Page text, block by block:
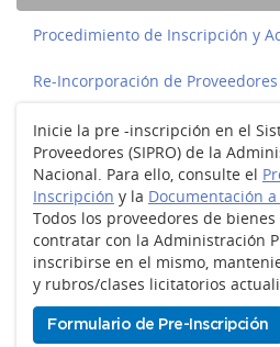
Procedimiento de Inscripción y
Re-Incorporación de Proveedores
Inicie la pre -inscripción en el
Proveedores (SIPRO) de la
Nacional. Para ello, consulte el
Inscripción y la Documentación
Todos los proveedores de
contratar con la Administración
inscribirse en el mismo,
y rubros/clases licitatorios
Formulario de Pre-Inscripción